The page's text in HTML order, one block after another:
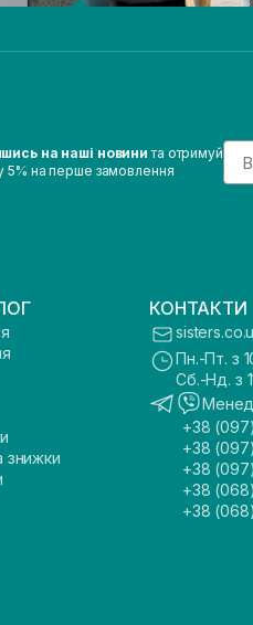
на наші новини та отримуй
5% на перше замовлення
знижки
КОНТАКТИ
Пн.-Пт. з
Сб.-Нд. з
+38
+38
+38
+38
+38